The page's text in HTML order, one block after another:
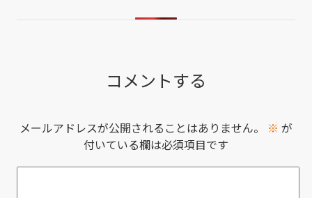
コメントする
メールアドレスが公開されることはありません。 ※ が
付いている欄は必須項目です